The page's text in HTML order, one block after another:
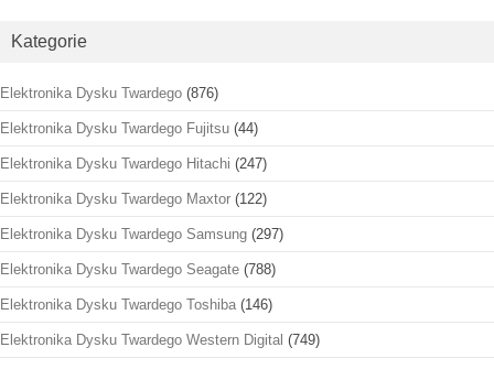
Kategorie
Elektronika Dysku Twardego (876)
Elektronika Dysku Twardego Fujitsu (44)
Elektronika Dysku Twardego Hitachi (247)
Elektronika Dysku Twardego Maxtor (122)
Elektronika Dysku Twardego Samsung (297)
Elektronika Dysku Twardego Seagate (788)
Elektronika Dysku Twardego Toshiba (146)
Elektronika Dysku Twardego Western Digital (749)